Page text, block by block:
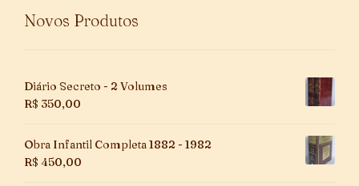
Novos Produtos
Diário Secreto - 2 Volumes
R$ 350,00
Obra Infantil Completa 1882 - 1982
R$ 450,00